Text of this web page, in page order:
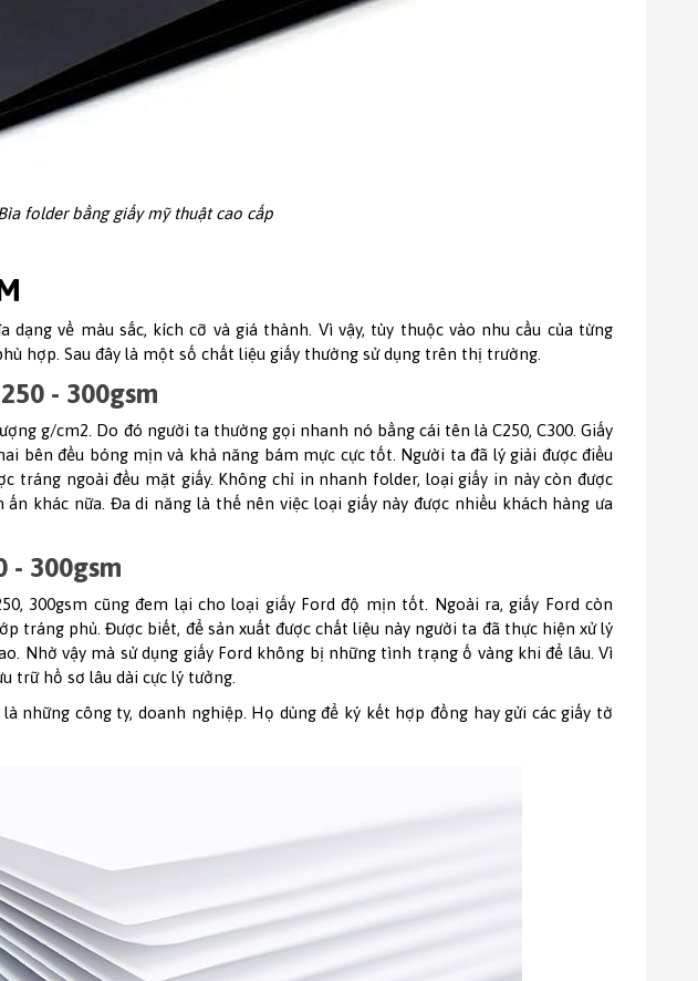
folder bằng giấy mỹ thuật cao cấp
về màu sắc, kích cỡ và giá thành. Vì vậy, tùy thuộc vào nhu cầu của từng
hợp. Sau đây là một số chất liệu giấy thường sử dụng trên thị trường.
- 300gsm
g/cm2. Do đó người ta thường gọi nhanh nó bằng cái tên là C250, C300. Giấy
bên đều bóng mịn và khả năng bám mực cực tốt. Người ta đã lý giải được điều
tráng ngoài đều mặt giấy. Không chỉ in nhanh folder, loại giấy in này còn được
khác nữa. Đa di năng là thế nên việc loại giấy này được nhiều khách hàng ưa
- 300gsm
300gsm cũng đem lại cho loại giấy Ford độ mịn tốt. Ngoài ra, giấy Ford còn
tráng phủ. Được biết, để sản xuất được chất liệu này người ta đã thực hiện xử lý
Nhờ vậy mà sử dụng giấy Ford không bị những tình trạng ố vàng khi để lâu. Vì
trữ hồ sơ lâu dài cực lý tưởng.
những công ty, doanh nghiệp. Họ dùng để ký kết hợp đồng hay gửi các giấy tờ